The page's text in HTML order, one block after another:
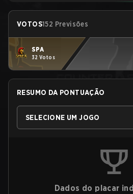
VOTOS152 Previsões
SPA
32 Votos
RESUMO DA PONTUAÇÃO
SELECIONE UM JOGO
Dados do placar